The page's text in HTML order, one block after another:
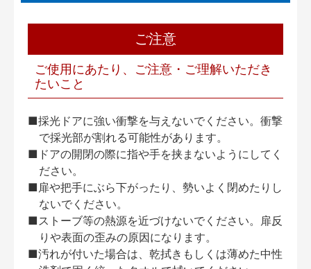
ご注意
ご使用にあたり、ご注意・ご理解いただき
たいこと
■採光ドアに強い衝撃を与えないでください。衝撃
で採光部が割れる可能性があります。
■ドアの開閉の際に指や手を挟まないようにしてく
ださい。
■扉や把手にぶら下がったり、勢いよく閉めたりし
ないでください。
■ストーブ等の熱源を近づけないでください。扉反
りや表面の歪みの原因になります。
■汚れが付いた場合は、乾拭きもしくは薄めた中性